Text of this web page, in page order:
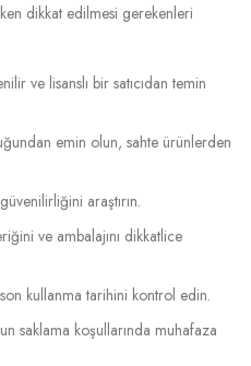
dikkat edilmesi gerekenleri
ve lisanslı bir satıcıdan temin
emin olun, sahte ürünlerden
araştırın.
ve ambalajını dikkatlice
kullanma tarihini kontrol edin.
saklama koşullarında muhafaza